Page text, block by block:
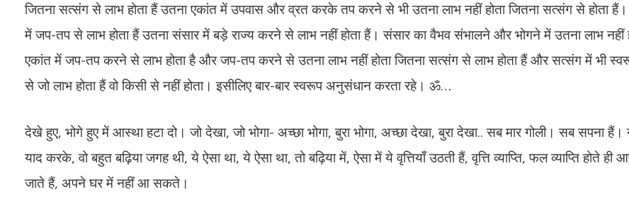
जितना सत्संग से लाभ होता हैं उतना एकांत में उपवास और व्रत करके तप करने से भी उतना लाभ नहीं होता जितना सत्संग से होता
में जप-तप से लाभ होता हैं उतना संसार में बड़े राज्य करने से लाभ नहीं होता हैं। संसार का वैभव संभालने और भोगने में उतना लाभ नहीं
एकांत में जप-तप करने से लाभ होता है और जप-तप करने से उतना लाभ नहीं होता जितना सत्संग से लाभ होता हैं और सत्संग में भी
से जो लाभ होता हैं वो किसी से नहीं होता। इसीलिए बार-बार स्वरूप अनुसंधान करता रहे। ॐ…
देखे हुए, भोगे हुए में आस्था हटा दो। जो देखा, जो भोगा- अच्छा भोगा, बुरा भोगा, अच्छा देखा, बुरा देखा.. सब मार गोली। सब सपना हैं।
याद करके, वो बहुत बढ़िया जगह थी, ये ऐसा था, ये ऐसा था, तो बढ़िया में, ऐसा में ये वृत्तियाँ उठती हैं, वृत्ति व्याप्ति, फल व्याप्ति होते ही
जाते हैं, अपने घर में नहीं आ सकते।